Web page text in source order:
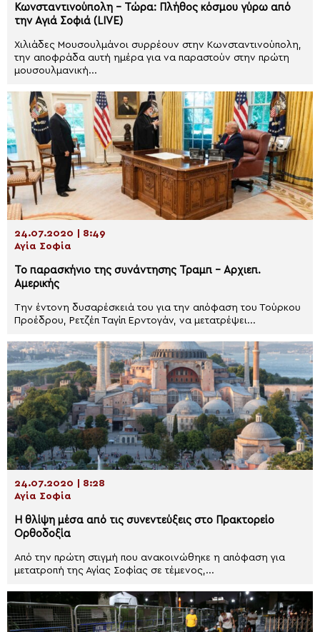
Κωνσταντινούπολη – Τώρα: Πλήθος κόσμου γύρω από
την Αγιά Σοφιά (LIVE)
Χιλιάδες Μουσουλμάνοι συρρέουν στην Κωνσταντινούπολη,
την αποφράδα αυτή ημέρα για να παραστούν στην πρώτη
μουσουλμανική...
24.07.2020 | 8:49
Αγία Σοφία
Το παρασκήνιο της συνάντησης Τραμπ – Αρχιεπ.
Αμερικής
Την έντονη δυσαρέσκειά του για την απόφαση του Τούρκου
Προέδρου, Ρετζέπ Ταγίπ Ερντογάν, να μετατρέψει...
24.07.2020 | 8:28
Αγία Σοφία
Η θλίψη μέσα από τις συνεντεύξεις στο Πρακτορείο
Ορθοδοξία
Από την πρώτη στιγμή που ανακοινώθηκε η απόφαση για
μετατροπή της Αγίας Σοφίας σε τέμενος,...